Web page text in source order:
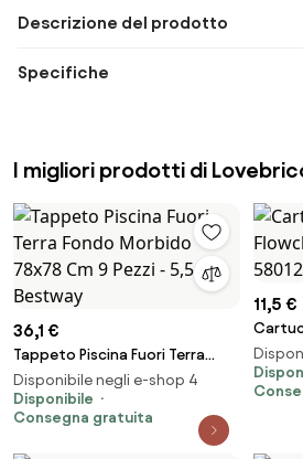
Descrizione del prodotto
Specifiche
I migliori prodotti di
36,1 €
Tappeto Piscina Fuori Terra
Fondo Morbido 78x78 Cm 9
Pezzi - 5,5 mq Bestway
Disponibile negli e-shop 4
Disponibile
Consegna gratuita
11,5 €
tipo III